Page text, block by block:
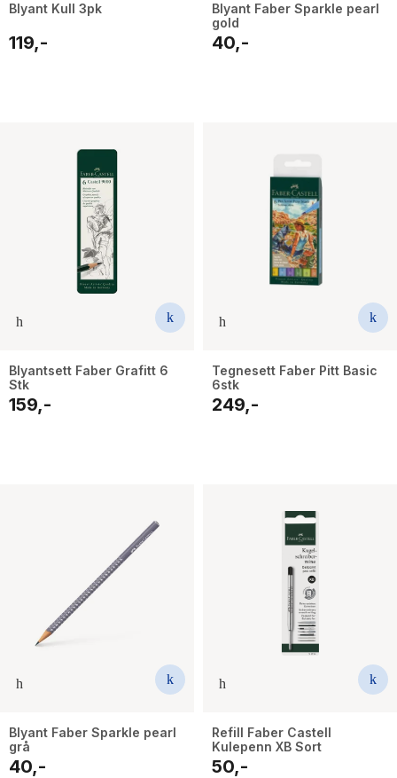
Blyant Kull 3pk
119,-
Blyant Faber Sparkle pearl
gold
40,-
Blyantsett Faber Grafitt 6
Stk
159,-
Tegnesett Faber Pitt Basic
6stk
249,-
Blyant Faber Sparkle pearl
grå
40,-
Refill Faber Castell
Kulepenn XB Sort
50,-